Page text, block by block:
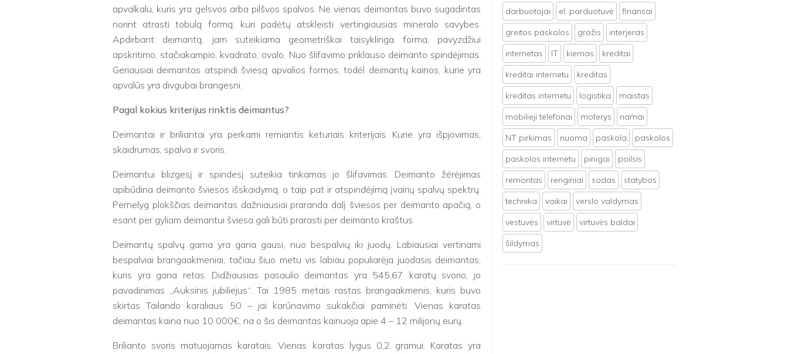
apvalkalu, kuris yra gelsvos arba pilšvos spalvos. Ne vienas deimantas buvo sugadintas
norint atrasti tobulą formą, kuri padėtų atskleisti vertingiausias mineralo savybes.
Apdirbant deimantą, jam suteikiama geometriškai taisyklinga forma, pavyzdžiui
apskritimo, stačiakampio, kvadrato, ovalo. Nuo šlifavimo priklauso deimanto spindėjimas.
Geriausiai deimantas atspindi šviesą apvalios formos, todėl deimantų kainos, kurie yra
apvalūs yra divgubai brangesni.
Pagal kokius kriterijus rinktis deimantus?
Deimantai ir briliantai yra perkami remiantis keturiais kriterijais. Kurie yra išpjovimas,
skaidrumas, spalva ir svoris.
Deimantui blizgesį ir spindesį suteikia tinkamas jo šlifavimas. Deimanto žėrėjimas
apibūdina deimanto šviesos išskaidymą, o taip pat ir atspindėjimą įvairių spalvų spektrų.
Pernelyg plokščias deimantas dažniausiai praranda dalį šviesos per deimanto apačią, o
esant per gyliam deimantui šviesa gali būti prarasti per deimanto kraštus
Deimantų spalvų gama yra gana gausi, nuo bespalvių iki juodų. Labiausiai vertinami
bespalviai brangaakmeniai, tačiau šiuo metu vis labiau populiarėja juodasis deimantas,
kuris yra gana retas. Didžiausias pasaulio deimantas yra 545,67 karatų svorio, jo
pavadinimas „Auksinis jubiliejus“. Tai 1985 metais rastas brangaakmenis, kuris buvo
skirtas Tailando karaliaus 50 – jai karūnavimo sukakčiai paminėti. Vienas karatas
deimantas kaina nuo 10 000€, na o šis deimantas kainuoja apie 4 – 12 milijonų eurų.
Brilianto svoris matuojamas karatais. Vienas karatas lygus 0,2 gramui. Karatas yra
darbuotojai
el. parduotuvė
finansai
greitos paskolos
grožis
interjeras
internetas
IT kiemas
kreditai
kreditai internetu
kreditas
kreditas internetu
logistika
maistas
mobilieji telefonai
moterys
namai
NT pirkimas
nuoma paskola
paskolos
paskolos internetu
pinigai
poilsis
remontas
renginiai sodas
statybos
technika
vaikai
verslo valdymas
vestuvės
virtuvė
virtuvės baldai
šildymas